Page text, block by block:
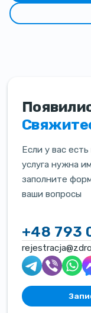
Если у вас
услуга нужна
заполните
ваши вопросы
+48 793